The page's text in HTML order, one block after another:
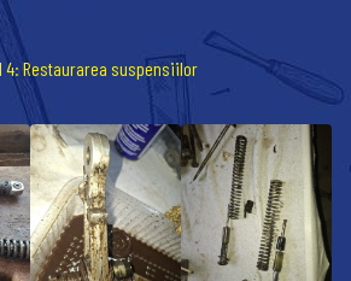
4: Restaurarea suspensiilor